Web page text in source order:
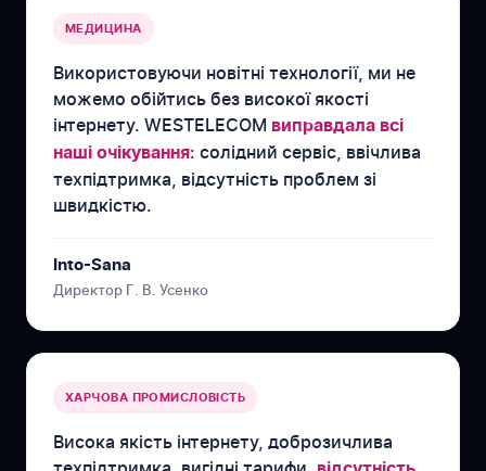
МЕДИЦИНА
Використовуючи новітні технології, ми не
можемо обійтись без високої якості
інтернету. WESTELECOM виправдала всі
наші очікування: солідний сервіс, ввічлива
техпідтримка, відсутність проблем зі
швидкістю.
Into-Sana
Директор Г. В. Усенко
ХАРЧОВА ПРОМИСЛОВІСТЬ
Висока якість інтернету, доброзичлива